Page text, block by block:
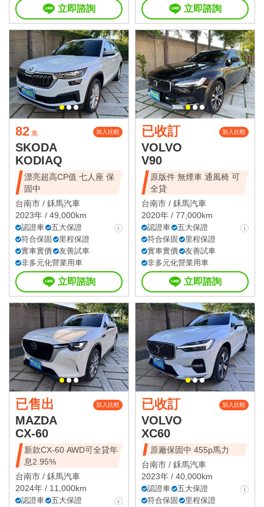
立即諮詢 立即諮詢
82 萬 加入比較
SKODA
KODIAQ
漂亮超高CP值 七人座 保
固中
台南市 / 鉌馬汽車
2023年 / 49,000km
認證車
五大保證
符合保固
里程保證
實車實價
友善試車
非多元化營業用車
立即諮詢
已收訂 加入比較
VOLVO
V90
原版件 無煙車 通風椅 可
全貸
台南市 / 鉌馬汽車
2020年 / 77,000km
認證車
五大保證
符合保固
里程保證
實車實價
友善試車
非多元化營業用車
立即諮詢
已售出 加入比較
MAZDA
CX-60
新款CX-60 AWD可全貸年
息2.95%
台南市 / 鉌馬汽車
2024年 / 11,000km
認證車
五大保證
已收訂 加入比較
VOLVO
XC60
原廠保固中 455p馬力
台南市 / 鉌馬汽車
2023年 / 40,000km
認證車
五大保證
符合保固
里程保證